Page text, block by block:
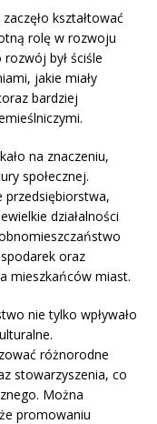
kształtować
rolę w rozwoju
był ściśle
jakie miały
bardziej
na znaczeniu,
społecznej.
przedsiębiorstwa,
działalności
oraz
mieszkańców miast.
nie tylko wpływało
różnorodne
stowarzyszenia, co
Można
promowaniu